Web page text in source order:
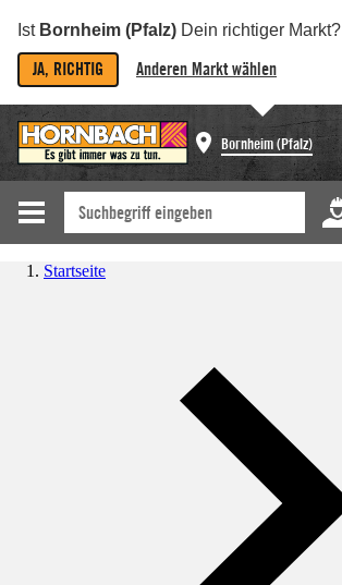
Ist Bornheim (Pfalz) Dein richtiger Markt?
JA, RICHTIG Anderen Markt wählen
Bornheim (Pfalz)
Startseite